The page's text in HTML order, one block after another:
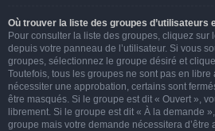
Où trouver la liste des groupes d’utilisateurs
Pour consulter la liste des groupes, cliquez sur
depuis votre panneau de l’utilisateur. Si vous
groupes, sélectionnez le groupe désiré et
Toutefois, tous les groupes ne sont pas en
nécessiter une approbation, certains sont
être masqués. Si le groupe est dit « Ouvert »,
librement. Si le groupe est dit « À la demande
groupe mais votre demande nécessitera d’être